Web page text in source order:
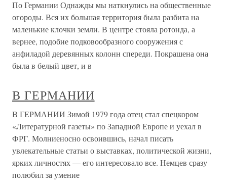
По Германии Однажды мы наткнулись на общественные
огороды. Вся их большая территория была разбита на
маленькие клочки земли. В центре стояла ротонда, а
вернее, подобие подковообразного сооружения с
анфиладой деревянных колонн спереди. Покрашена она
была в белый цвет, и в
В ГЕРМАНИИ
В ГЕРМАНИИ Зимой 1979 года отец стал спецкором
«Литературной газеты» по Западной Европе и уехал в
ФРГ. Молниеносно освоившись, начал писать
увлекательные статьи о выставках, политической жизни,
ярких личностях — его интересовало все. Немцев сразу
полюбил за умение